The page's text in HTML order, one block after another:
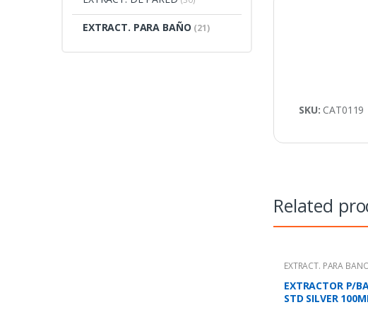
SKU: CAT0119
Related
EXTRACT. PARA
EXTRACTOR P/
STD SILVER
EXTRACT. PARA BAÑO (21)